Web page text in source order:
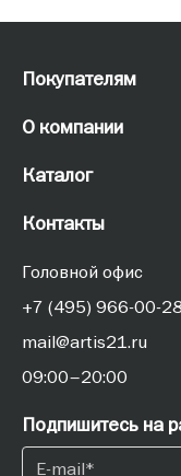
Покупателям
О компании
Каталог
Контакты
Головной офис
+7 (495) 966-00-28
mail@artis21.ru
09:00–20:00
Подпишитесь на